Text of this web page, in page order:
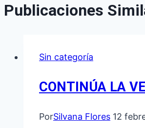
Publicaciones
Sin categoría
CONTINÚA LA
PorSilvana Flores 12